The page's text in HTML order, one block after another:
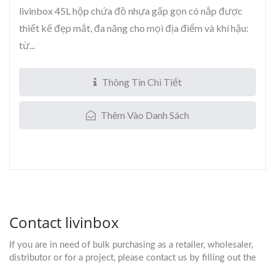
livinbox 45L hộp chứa đồ nhựa gấp gọn có nắp được
thiết kế đẹp mắt, đa năng cho mọi địa điểm và khí hậu:
từ...
Thông Tin Chi Tiết
Thêm Vào Danh Sách